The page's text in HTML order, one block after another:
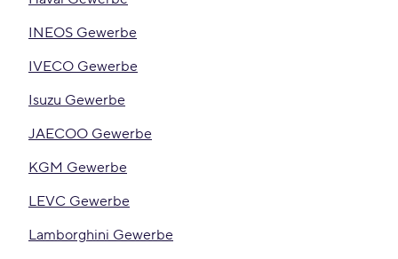
INEOS Gewerbe
IVECO Gewerbe
Isuzu Gewerbe
JAECOO Gewerbe
KGM Gewerbe
LEVC Gewerbe
Lamborghini Gewerbe